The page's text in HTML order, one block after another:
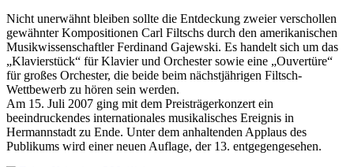
Nicht unerwähnt bleiben sollte die Entdeckung zweier verschollen
gewähnter Kompositionen Carl Filtschs durch den amerikanischen
Musikwissenschaftler Ferdinand Gajewski. Es handelt sich um das
„Klavierstück“ für Klavier und Orchester sowie eine „Ouvertüre“
für großes Orchester, die beide beim nächstjährigen Filtsch-
Wettbewerb zu hören sein werden.
Am 15. Juli 2007 ging mit dem Preisträgerkonzert ein
beeindruckendes internationales musikalisches Ereignis in
Hermannstadt zu Ende. Unter dem anhaltenden Applaus des
Publikums wird einer neuen Auflage, der 13. entgegengesehen.